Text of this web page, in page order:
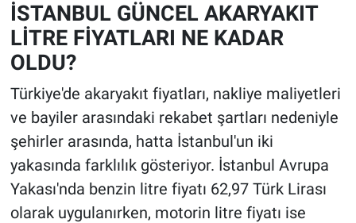
İSTANBUL GÜNCEL AKARYAKIT
LİTRE FİYATLARI NE KADAR
OLDU?
Türkiye'de akaryakıt fiyatları, nakliye maliyetleri
ve bayiler arasındaki rekabet şartları nedeniyle
şehirler arasında, hatta İstanbul'un iki
yakasında farklılık gösteriyor. İstanbul Avrupa
Yakası'nda benzin litre fiyatı 62,97 Türk Lirası
olarak uygulanırken, motorin litre fiyatı ise